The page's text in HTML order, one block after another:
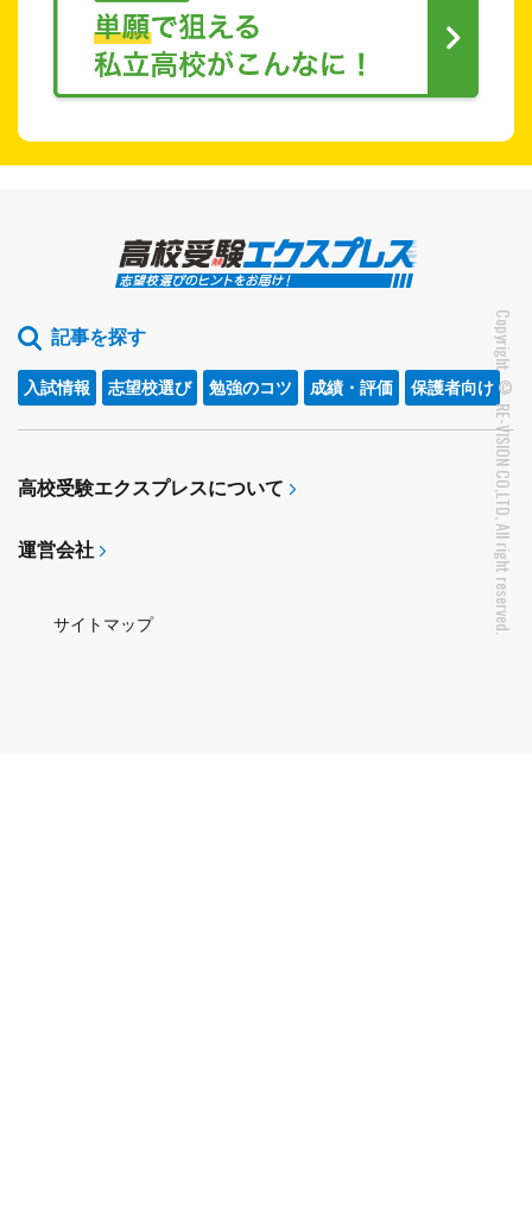
記事を探す
入試情報 志望校選び 勉強のコツ 成績・評価 保護者向け
高校受験エクスプレスについて
運営会社
サイトマップ Copyright © RE-VISION CO,LTD, All right reserved.